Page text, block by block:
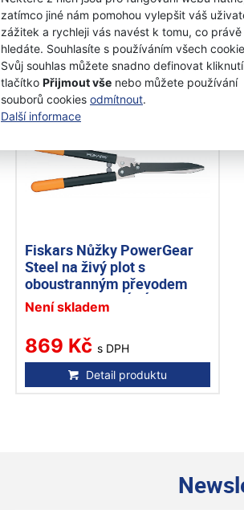
zatímco jiné nám pomohou vylepšit váš
zážitek a rychleji vás navést k tomu, co právě
hledáte. Souhlasíte s používáním všech
Svůj souhlas můžete snadno definovat
tlačítko Přijmout vše nebo můžete používání
souborů cookies odmítnout.
Další informace
1 490 Kč
1 220 Kč
s DPH
Přidat k nákupu
Fiskars Nůžky PowerGear
Steel na živý plot s
oboustranným převodem
114770 NEDODÁVÁ SE
Není skladem
869 Kč s DPH
Detail produktu